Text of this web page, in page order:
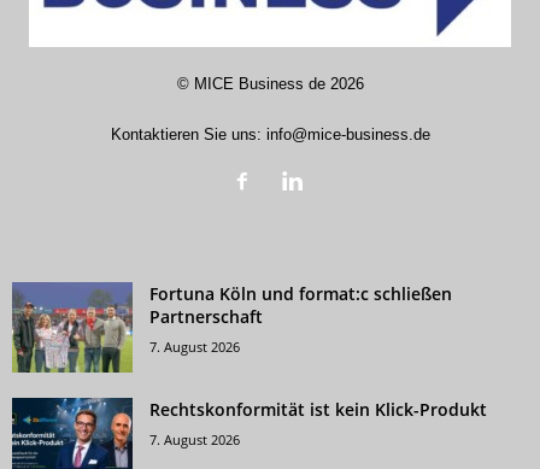
© MICE Business de2026
Kontaktieren Sie uns: info@mice-business.de
Fortuna Köln und format:c schließen
Partnerschaft
7. August 2026
Rechtskonformität ist kein Klick-Produkt
7. August 2026